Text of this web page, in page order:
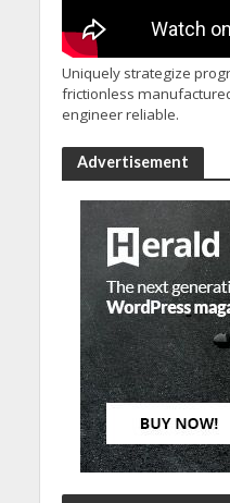
Uniquely strategize
frictionless
engineer reliable.
Advertisement